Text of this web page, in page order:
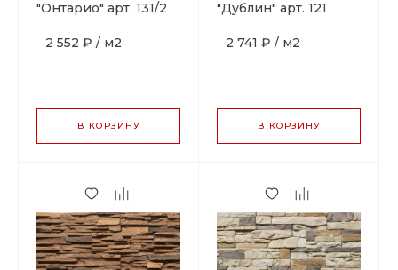
"Онтарио" арт. 131/2
2 552 ₽ / м2
В КОРЗИНУ
"Дублин" арт. 121
2 741 ₽ / м2
В КОРЗИНУ